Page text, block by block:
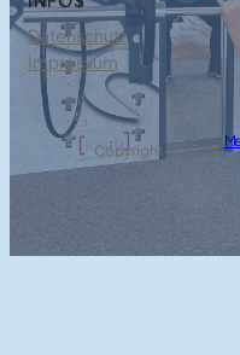
Datenschutz
Impressum
Copyright © 2025 ·